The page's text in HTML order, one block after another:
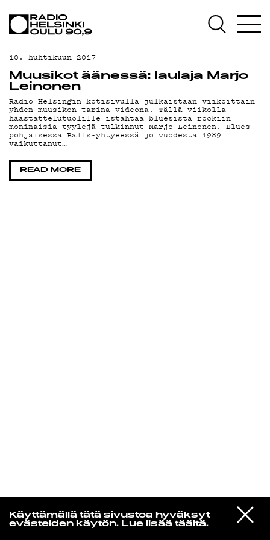
Käyttämällä tätä sivustoa hyväksyt
evästeiden käytön. Lue lisää täältä.
VIESTI
STUDIOON
Mariya Takeuchi
シェットランドに頬をうずめて
AJANKOHTAISTA
OHJELMAT
TEKIJÄT
ON-DEMAND
PODCAST
MAINOSTA
YHTEYSTIEDOT
10. huhtikuun 2017
Muusikot äänessä: laulaja Marjo
Leinonen
Radio Helsingin kotisivulla julkaistaan viikoittain
yhden muusikon tarina videona. Tällä viikolla
haastattelutuolille istahtaa bluesista rockiin
moninaisia tyylejä tulkinnut Marjo Leinonen. Blues-
pohjaisessa Balls-yhtyeessä jo vuodesta 1989
vaikuttanut…
READ MORE